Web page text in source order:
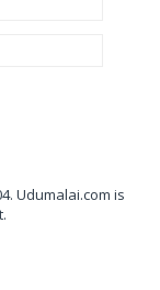
Udumalai.com is